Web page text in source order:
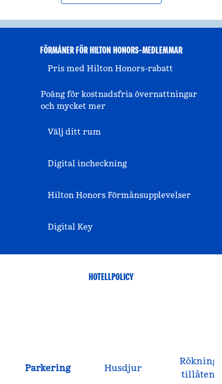
FÖRMÅNER FÖR HILTON HONORS-MEDLEMMAR
Pris med Hilton Honors-rabatt
Poäng för kostnadsfria övernattningar
och mycket mer
Välj ditt rum
Digital incheckning
Hilton Honors Förmånsupplevelser
Digital Key
HOTELLPOLICY
Parkering Husdjur
Rökning
tillåten